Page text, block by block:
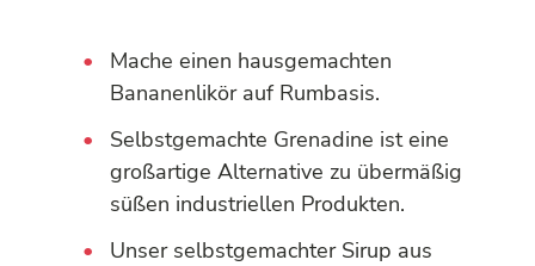
Mache einen hausgemachten
Bananenlikör auf Rumbasis.
Selbstgemachte Grenadine ist eine
großartige Alternative zu übermäßig
süßen industriellen Produkten.
Unser selbstgemachter Sirup aus